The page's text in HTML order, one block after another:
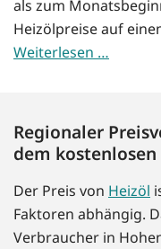
als zum
Heizölpreise auf
Weiterlesen …
Regionaler
dem
Der Preis von Heizöl
Faktoren abhängig.
Verbraucher in